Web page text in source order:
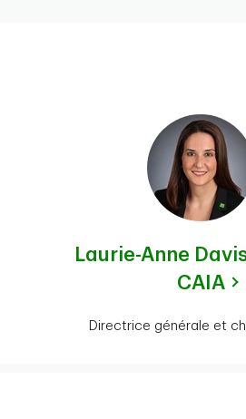
Laurie-Anne
CAIA
Directrice générale et